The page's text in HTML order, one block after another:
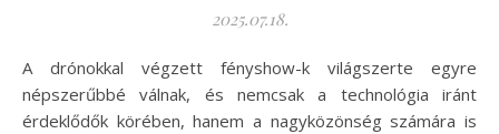
2025.07.18.
A drónokkal végzett fényshow-k világszerte egyre
népszerűbbé válnak, és nemcsak a technológia iránt
érdeklődők körében, hanem a nagyközönség számára is